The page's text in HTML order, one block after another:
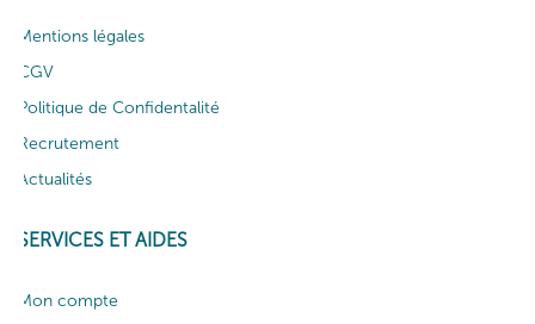
Mentions légales
CGV
Politique de Confidentalité
Recrutement
Actualités
SERVICES ET AIDES
Mon compte